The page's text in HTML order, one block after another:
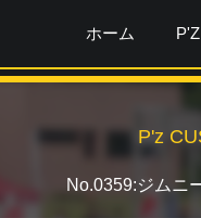
ホーム
P'z
No.0359:ジムニ